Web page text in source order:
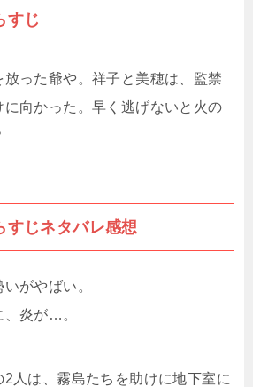
すじ
放った爺や。祥子と美穂は、監禁
に向かった。早く逃げないと火の
すじネタバレ感想
がやばい。
、炎が…。
人は、霧島たちを助けに地下室に